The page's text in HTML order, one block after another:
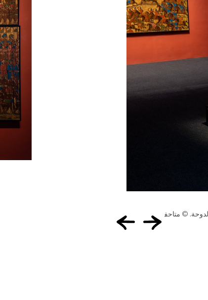
مشهد من معرض نِمرٌ ما أو سِواه، أحد معارض رُباعية قطر في متحف: المتحف العربي للفن الحديث، الدوحة. © متاحف قطر 2022.
متحف